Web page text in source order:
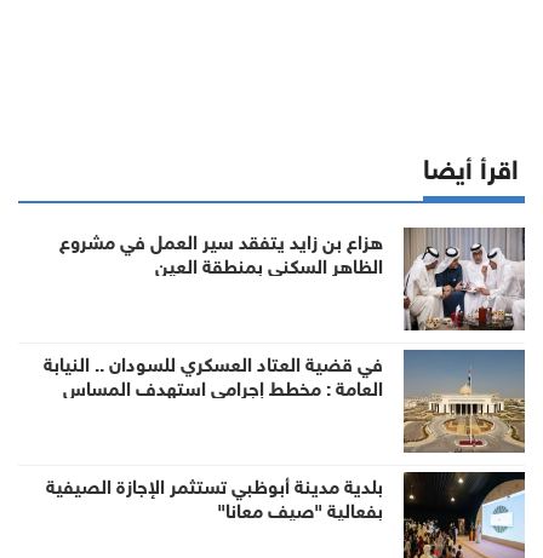
اقرأ أيضا
هزاع بن زايد يتفقد سير العمل في مشروع
الظاهر السكني بمنطقة العين
في قضية العتاد العسكري للسودان .. النيابة
العامة : مخطط إجرامي استهدف المساس
بلدية مدينة أبوظبي تستثمر الإجازة الصيفية
بفعالية "صيف معانا"